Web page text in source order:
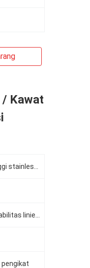
/ Kawat
pengikat